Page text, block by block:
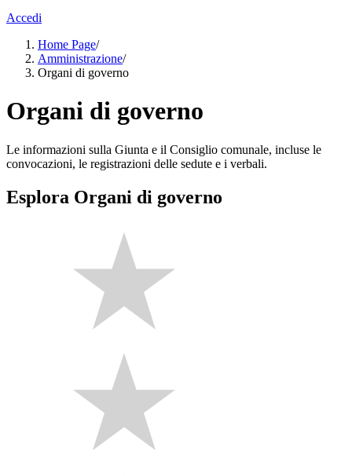
Accedi
Home Page/
Amministrazione/
Organi di governo
Organi di governo
Le informazioni sulla Giunta e il Consiglio comunale, incluse le
convocazioni, le registrazioni delle sedute e i verbali.
Esplora Organi di governo